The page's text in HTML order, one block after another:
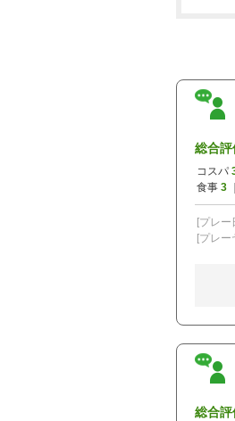
総合評
コスパ
食事 3
[プレー
[プレー
総合評